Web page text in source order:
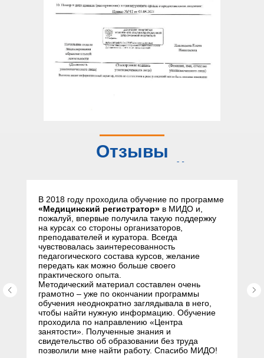
Отзывы
слушателей
В 2018 году проходила обучение по программе
«Медицинский регистратор» в МИДО и,
пожалуй, впервые получила такую поддержку
на курсах со стороны организаторов,
преподавателей и куратора. Всегда
чувствовалась заинтересованность
педагогического состава курсов, желание
передать как можно больше своего
практического опыта.
Методический материал составлен очень
грамотно – уже по окончании программы
обучения неоднократно заглядывала в него,
чтобы найти нужную информацию. Обучение
проходила по направлению «Центра
занятости». Полученные знания и
свидетельство об образовании без труда
позволили мне найти работу. Спасибо МИДО!